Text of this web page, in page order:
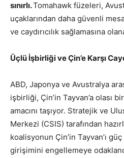
sınırlı.Tomahawk füzeleri,
uçaklarından daha güvenli
ve caydırıcılık sağlamasına
Üçlü İşbirliği ve Çin’e Karşı
ABD, Japonya ve Avustralya
işbirliği, Çin’in Tayvan’a olası bir
amacını taşıyor. Stratejik ve
Merkezi (CSIS) tarafından
koalisyonun Çin’in Tayvan’ı
girişimini engellemeye